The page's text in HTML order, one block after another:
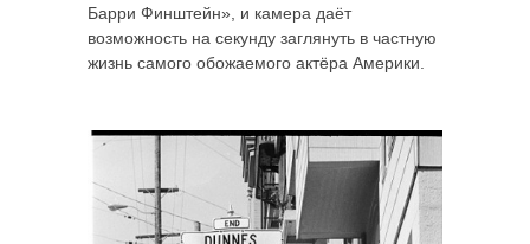
Барри Финштейн», и камера даёт
возможность на секунду заглянуть в частную
жизнь самого обожаемого актёра Америки.